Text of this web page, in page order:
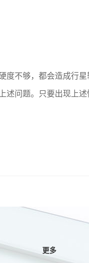
度不够，都会造成行星
述问题。只要出现上
更多